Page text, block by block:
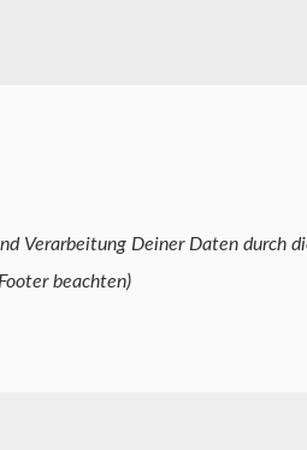
Deiner Daten durch diese Website
beachten)